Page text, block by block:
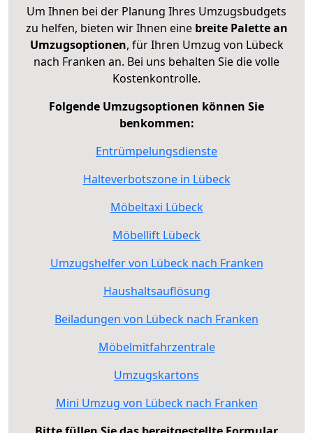
Um Ihnen bei der Planung Ihres Umzugsbudgets
zu helfen, bieten wir Ihnen eine breite Palette an
Umzugsoptionen, für Ihren Umzug von Lübeck
nach Franken an. Bei uns behalten Sie die volle
Kostenkontrolle.
Folgende Umzugsoptionen können Sie
benkommen:
Entrümpelungsdienste
Halteverbotszone in Lübeck
Möbeltaxi Lübeck
Möbellift Lübeck
Umzugshelfer von Lübeck nach Franken
Haushaltsauflösung
Beiladungen von Lübeck nach Franken
Möbelmitfahrzentrale
Umzugskartons
Mini Umzug von Lübeck nach Franken